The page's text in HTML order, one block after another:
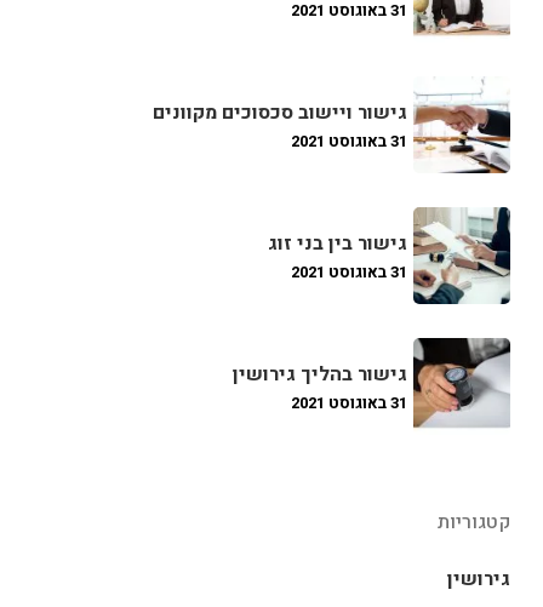
31 באוגוסט 2021
גישור ויישוב סכסוכים מקוונים
31 באוגוסט 2021
גישור בין בני זוג
31 באוגוסט 2021
גישור בהליך גירושין
31 באוגוסט 2021
קטגוריות
גירושין